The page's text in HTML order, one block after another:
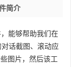
简介
能够帮助我们在
话截图、滚动应
图片，然后该工